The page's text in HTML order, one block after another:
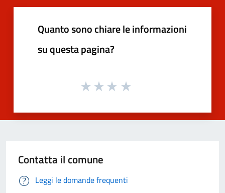
Quanto sono chiare le informazioni
su questa pagina?
Contatta il comune
Leggi le domande frequenti